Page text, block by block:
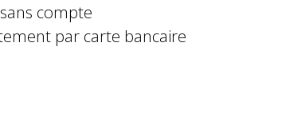
compte
par carte bancaire